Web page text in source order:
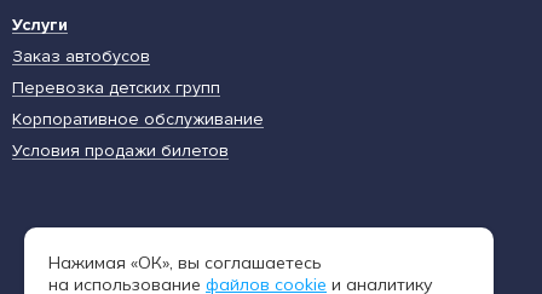
Услуги
Заказ автобусов
Перевозка детских групп
Корпоративное обслуживание
Условия продажи билетов
8 (962) 402-65-54
Нажимая «ОК», вы соглашаетесь
на использование файлов cookie и аналитику